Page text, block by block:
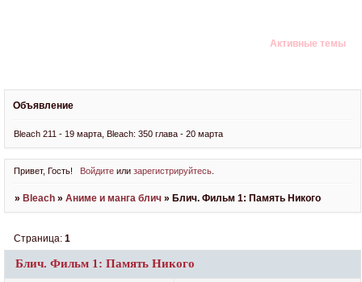
Активные темы
Объявление
Bleach 211 - 19 марта, Bleach: 350 глава - 20 марта
Привет, Гость! Войдитеили зарегистрируйтесь.
» Bleach »Аниме и манга блич » Блич. Фильм 1: Память Никого
Блич. Фильм 1: Память Никого
Страница:1